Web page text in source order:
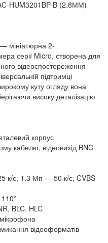
HUM3201BP-B (2.8ММ)
— мініатюрна 2-
серії Micro, створена для
відеоспостереження
підтримці
куту огляду вона
високу деталізацію
корпус
кабелю, відеовихід BNC
к/с; 1.3 Мп — 50 к/с; CVBS
BLC, HLC
відеоформатів